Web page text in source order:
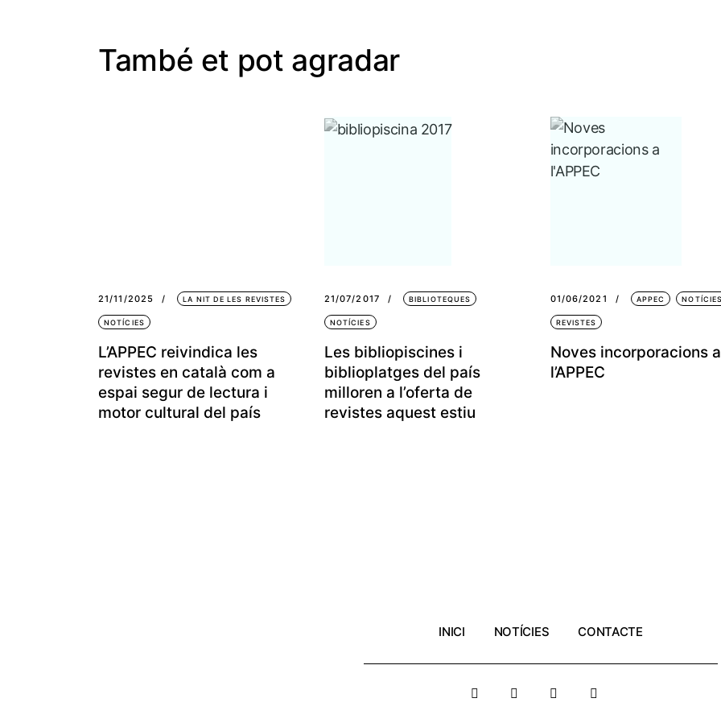
També et pot agradar
21/11/2025 LA NIT DE LES REVISTES
NOTÍCIES
L’APPEC reivindica les
revistes en català com a
espai segur de lectura i
motor cultural del país
21/07/2017 BIBLIOTEQUES
NOTÍCIES
Les bibliopiscines i
biblioplatges del país
milloren a l’oferta de
revistes aquest estiu
01/06/2021 APPEC
REVISTES
Noves incorporacions a
l’APPEC
INICI NOTÍCIES CONTACTE